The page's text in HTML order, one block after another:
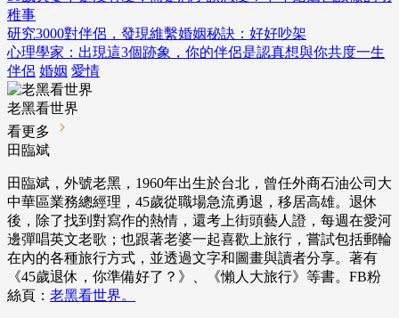
稚事
研究3000對伴侶，發現維繫婚姻秘訣：好好吵架
心理學家：出現這3個跡象，你的伴侶是認真想與你共度一生
伴侶 婚姻 愛情
老黑看世界
看更多
田臨斌
田臨斌，外號老黑，1960年出生於台北，曾任外商石油公司大
中華區業務總經理，45歲從職場急流勇退，移居高雄。退休
後，除了找到對寫作的熱情，還考上街頭藝人證，每週在愛河
邊彈唱英文老歌；也跟著老婆一起喜歡上旅行，嘗試包括郵輪
在內的各種旅行方式，並透過文字和圖畫與讀者分享。著有
《45歲退休，你準備好了？》、《懶人大旅行》等書。FB粉
絲頁： 老黑看世界。